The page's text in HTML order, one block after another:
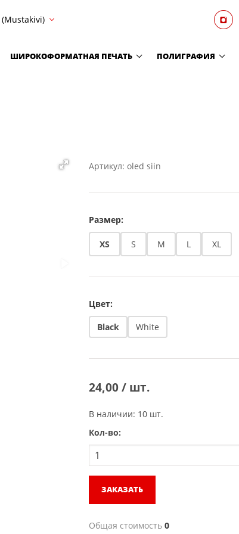
(Mustakivi)
ШИРОКОФОРМАТНАЯ ПЕЧАТЬ ПОЛИГРАФИЯ
Артикул: oled siin
Размер:
XS S M L XL
Цвет:
Black White
24,00 / шт.
В наличии: 10 шт.
Кол-во:
ЗАКАЗАТЬ
Общая стоимость 0